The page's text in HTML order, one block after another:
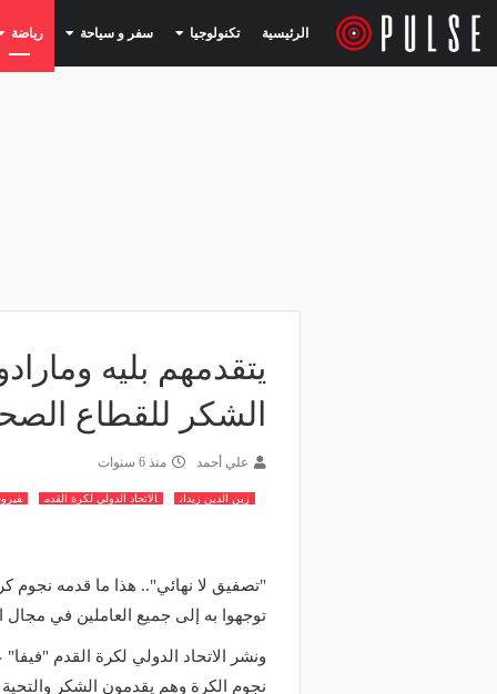
الرئيسية تكنولوجيا (current) سفر و سياحة (current) رياضة
يتقدمهم بليه
الشكر للقطاع
علي أحمد منذ 6 سنوات
زين الدين زيدان الاتحاد الدولي لكرة القدم
"تصفيق لا نهائي".. هذا ما قدمه نجوم
توجهوا به إلى جميع العاملين في مجال
ونشر الاتحاد الدولي لكرة القدم
نجوم الكرة وهم يقدمون الشكر